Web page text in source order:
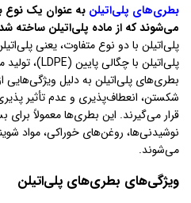
بطری‌های پلی‌اتیلن به عنوان یک نوع
می‌شوند که از ماده پلی‌اتیلن ساخته
پلی‌اتیلن با چگالی پایین (LDPE)، تولید می‌شوند.
بطری‌های پلی‌اتیلن به دلیل ویژگی‌هایی
شکستن، انعطاف‌پذیری و عدم تأثیر
قرار می‌گیرند. این بطری‌ها معمولاً برای
نوشیدنی‌ها، روغن‌های خوراکی، مواد
می‌شوند.
ویژگی‌های بطری‌های پلی‌اتیلن